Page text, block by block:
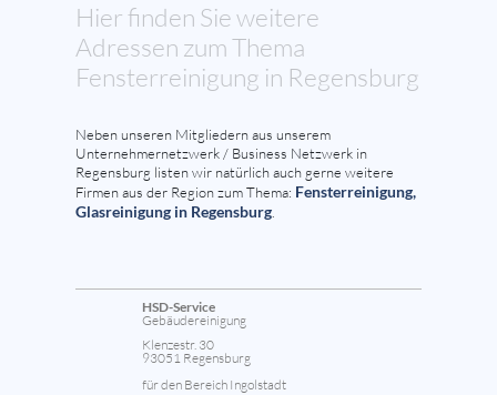
Hier finden Sie weitere
Adressen zum Thema
Fensterreinigung in Regensburg
Neben unseren Mitgliedern aus unserem
Unternehmernetzwerk / Business Netzwerk in
Regensburg listen wir natürlich auch gerne weitere
Firmen aus der Region zum Thema: Fensterreinigung,
Glasreinigung in Regensburg.
HSD-Service
Gebäudereinigung
Klenzestr. 30
93051 Regensburg
für den Bereich Ingolstadt